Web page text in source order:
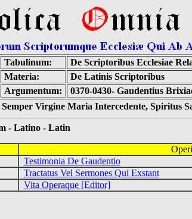
Tabulinum:
De Scriptoribus Ecclesiae
Materia:
De Latinis Scriptoribus
Argumentum:
0370-0430- Gaudentius
Virgine Maria Intercedente, Spiritus
Latino - Latin
Testimonia De Gaudentio
Tractatus Vel Sermones Qui Exstant
Vita Operaque [Editor]